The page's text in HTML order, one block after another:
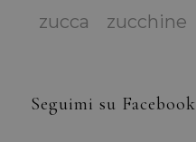
zucca
zucchine
Seguimi su Facebook